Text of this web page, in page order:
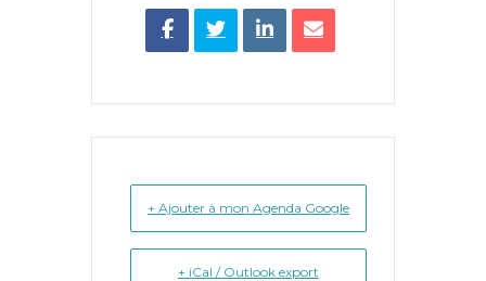
+ Ajouter à mon Agenda Google
+ iCal / Outlook export